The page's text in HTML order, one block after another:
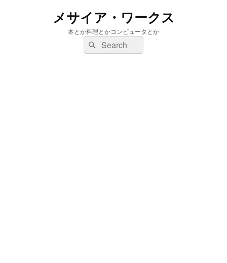
メサイア・ワークス
本とか料理とかコンピュータとか
検
索:
検
索